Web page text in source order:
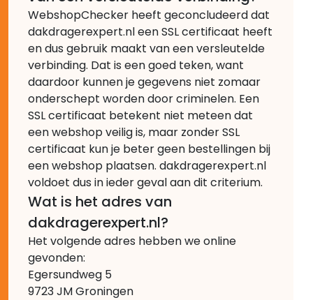
WebshopChecker heeft geconcludeerd dat
dakdragerexpert.nl een SSL certificaat heeft
en dus gebruik maakt van een versleutelde
verbinding. Dat is een goed teken, want
daardoor kunnen je gegevens niet zomaar
onderschept worden door criminelen. Een
SSL certificaat betekent niet meteen dat
een webshop veilig is, maar zonder SSL
certificaat kun je beter geen bestellingen bij
een webshop plaatsen. dakdragerexpert.nl
voldoet dus in ieder geval aan dit criterium.
Wat is het adres van
dakdragerexpert.nl?
Het volgende adres hebben we online
gevonden:
Egersundweg 5
9723 JM Groningen